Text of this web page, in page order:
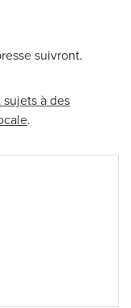
suivront.
à des
.